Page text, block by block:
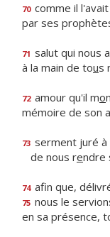
70 comme il
par ses
71 salut qui nous
à la main de tous
72 amour qu'il mo
mémoire de son
73 serment juré
de nous rendre
74 afin que,
75 nous le
en sa présence,